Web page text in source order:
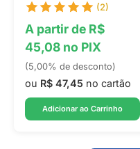
(2)
A partir de R$
45,08 no PIX
(5,00% de desconto)
ou R$ 47,45 no cartão
Adicionar ao Carrinho